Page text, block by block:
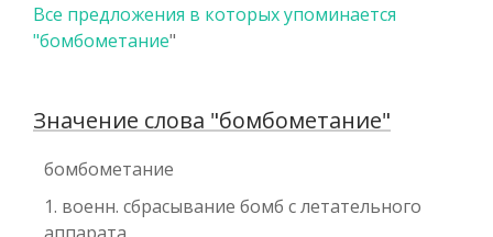
Все предложения в которых упоминается
"бомбометание"
Значение слова "бомбометание"
бомбометание
1. военн. сбрасывание бомб с летательного
аппарата